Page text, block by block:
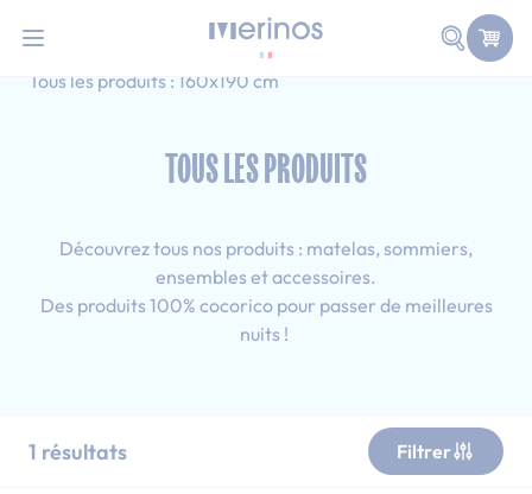
Faire
Accueil
Simple
Tous les produits : 160x190 cm
TOUS LES PRODUITS
Découvrez tous nos produits : matelas, sommiers,
ensembles et accessoires.
Des produits 100% cocorico pour passer de meilleures
nuits !
1 résultats Filtrer